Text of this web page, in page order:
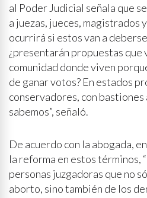
al Poder Judicial señala que
a juezas, jueces, magistrados
ocurrirá si estos van a
¿presentarán propuestas que
comunidad donde viven
de ganar votos? En estados
conservadores, con
sabemos”, señaló.
De acuerdo con la abogada,
la reforma en estos términos,
personas juzgadoras que no
aborto, sino también de los